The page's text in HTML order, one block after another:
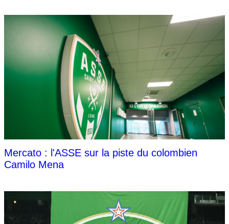
Mercato : l'ASSE sur la piste du colombien
Camilo Mena